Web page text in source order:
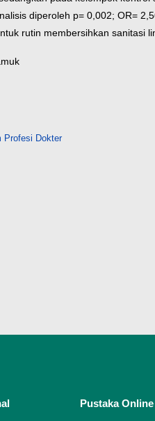
diperoleh p= 0,002; OR=
rutin membersihkan sanitasi
Profesi Dokter
Pustaka Online